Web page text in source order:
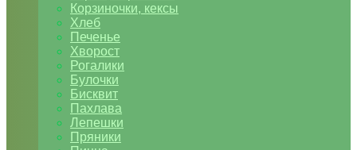
Корзиночки, кексы
Хлеб
Печенье
Хворост
Рогалики
Булочки
Бисквит
Пахлава
Лепешки
Пряники